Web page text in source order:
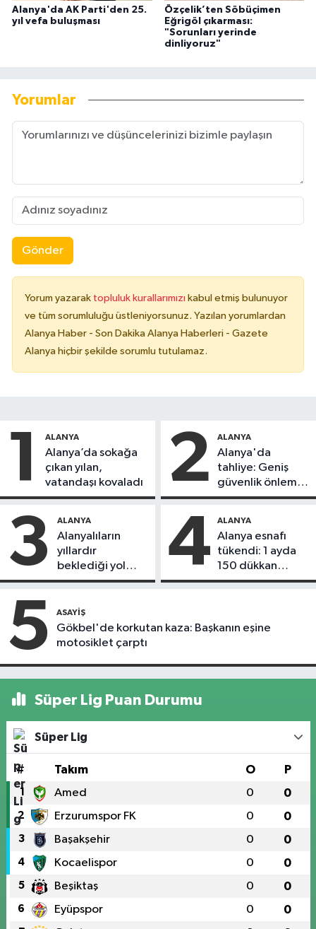
Alanya'da AK Parti'den 25.
yıl vefa buluşması
Özçelik’ten Söbüçimen
Eğrigöl çıkarması:
"Sorunları yerinde
dinliyoruz"
Yorumlar
Gönder
Yorum yazarak topluluk kurallarımızı kabul etmiş bulunuyor
ve tüm sorumluluğu üstleniyorsunuz. Yazılan yorumlardan
Alanya Haber - Son Dakika Alanya Haberleri - Gazete
Alanya hiçbir şekilde sorumlu tutulamaz.
1 ALANYA
Alanya’da sokağa
çıkan yılan,
vatandaşı kovaladı
2 ALANYA
Alanya'da
tahliye: Geniş
güvenlik önlemi
alındı
3 ALANYA
Alanyalıların
yıllardır
beklediği yol
askıdan döndü
4 ALANYA
Alanya esnafı
tükendi: 1 ayda
150 dükkan
kapandı
5 ASAYIŞ
Gökbel'de korkutan kaza: Başkanın eşine
motosiklet çarptı
Süper Lig Puan Durumu
Süper Lig
# Takım O P
1 Amed 0 0
2 Erzurumspor FK 0 0
3 Başakşehir 0 0
4 Kocaelispor 0 0
5 Beşiktaş 0 0
6 Eyüpspor 0 0